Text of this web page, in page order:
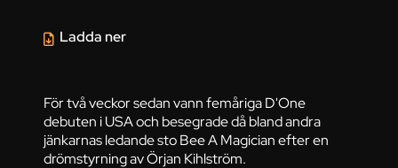
För två veckor sedan vann femåriga D'One
debuten i USA och besegrade då bland andra
jänkarnas ledande sto Bee A Magician efter en
drömstyrning av Örjan Kihlström.
Ladda ner